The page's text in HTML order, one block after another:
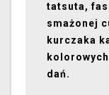
tatsuta,
smażonej
kurczaka
dań.